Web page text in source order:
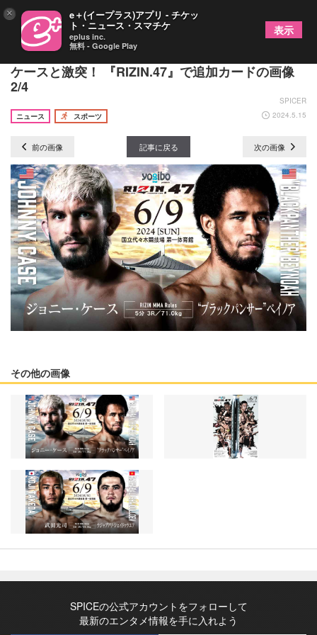
榊原CEOから説教されたベイノアが“査定マッチ”で
ケースと激突！ 『RIZIN.47』で追加カードの画像
2/4
SPICER
ニュース
スポーツ 2024.5.15
前の画像 記事に戻る 次の画像
その他の画像
SPICEの公式アカウントをフォローして
最新のエンタメ情報を手に入れよう
× e＋(イープラス)アプリ - チケッ
ト・ニュース・スマチケ
eplus inc.
無料 - Google Play
表示